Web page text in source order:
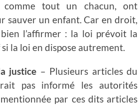
comme tout un chacun, ont
sauver un enfant. Car en droit,
l’affirmer : la loi prévoit la
la loi en dispose autrement.
justice – Plusieurs articles du
pas informé les autorités
par ces dits articles